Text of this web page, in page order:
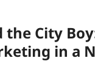
City
in a